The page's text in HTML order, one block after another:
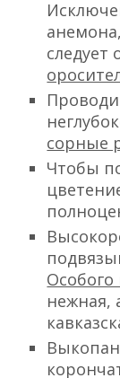
следует
сорные
Чтобы
нежная,